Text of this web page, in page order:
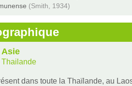
(Smith, 1934)
Asie
Thailande
dans toute la Thaïlande, au